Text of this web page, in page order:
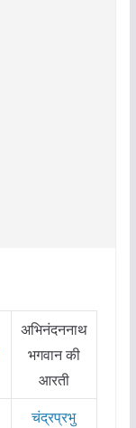
अभिनंदननाथ
भगवान की
आरती
चंद्रप्रभु